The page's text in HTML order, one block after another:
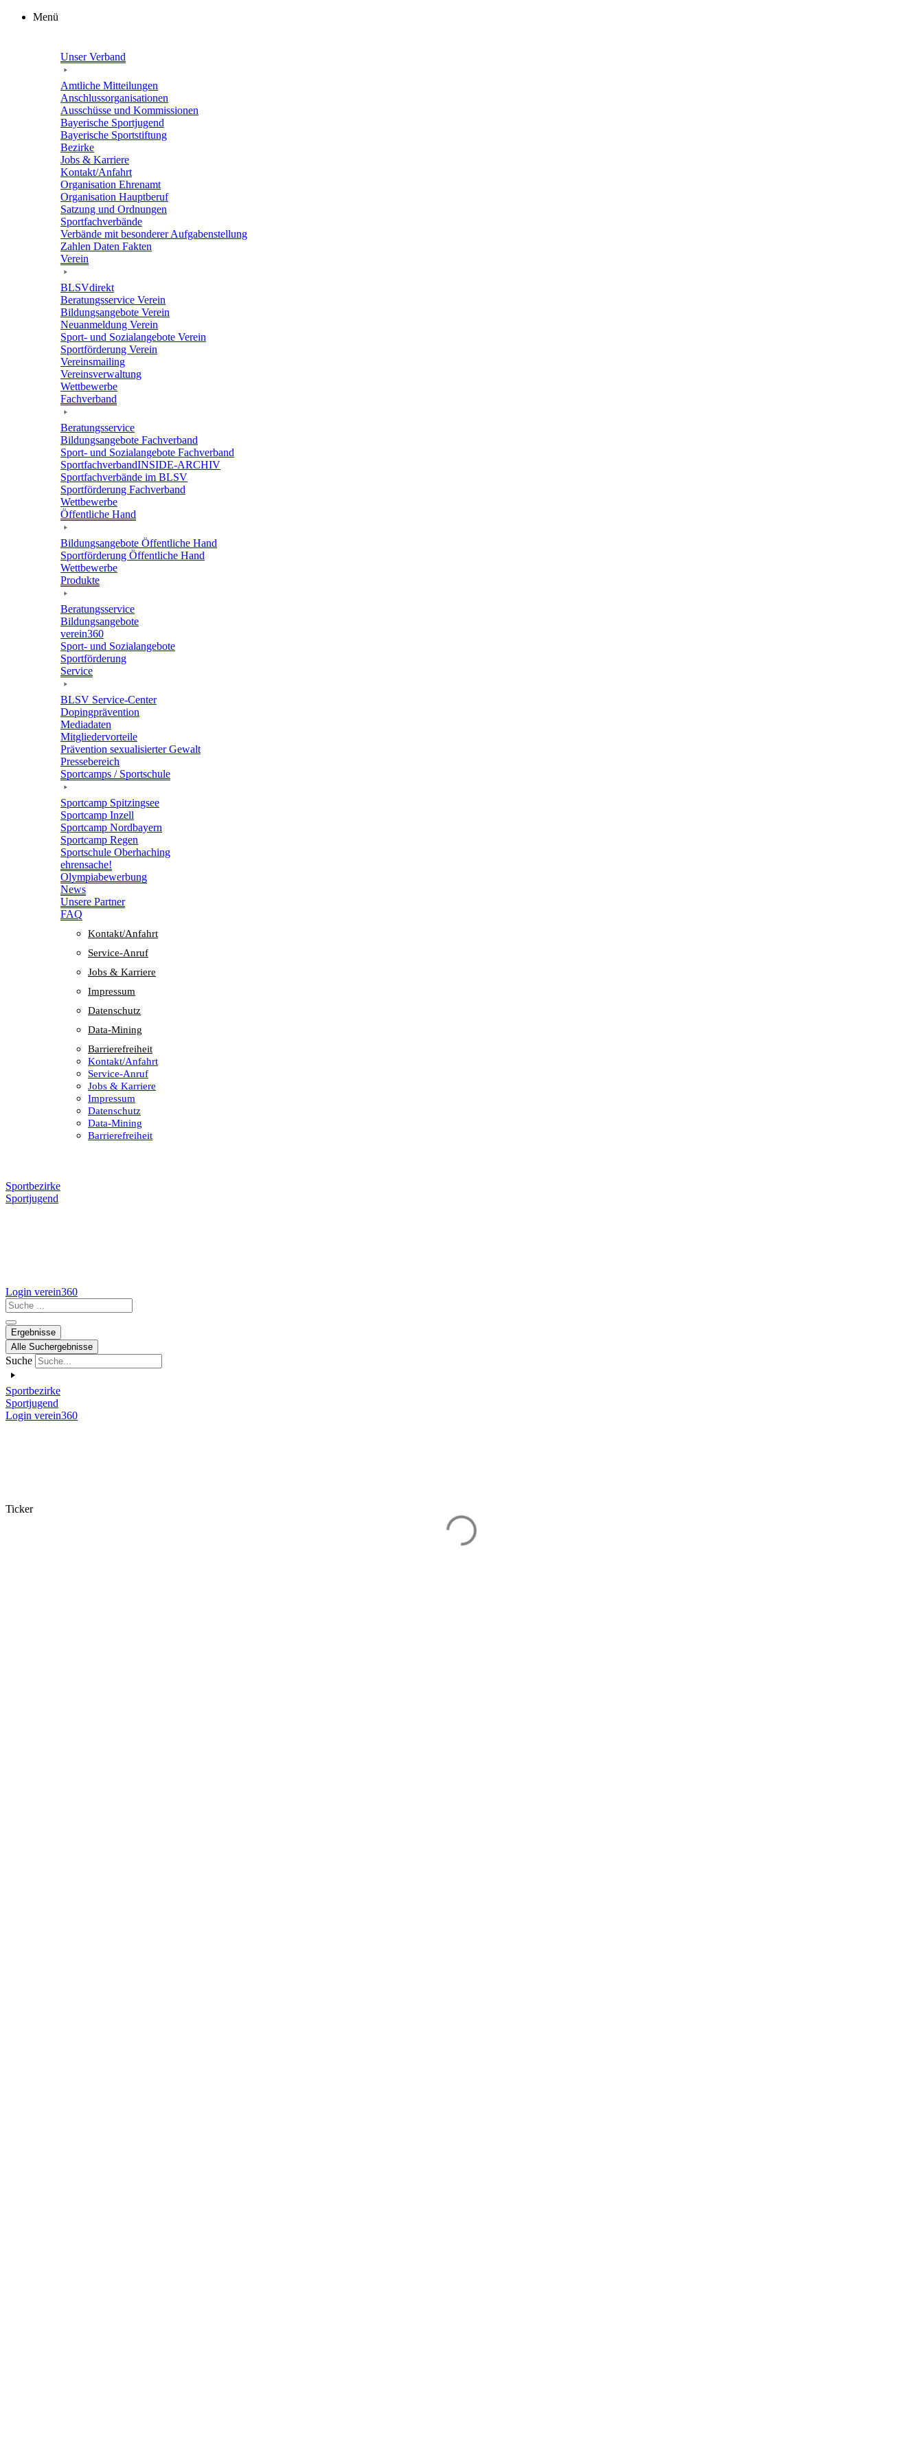
Zum
Menü
Unser Verband
Amtli­che Mitteilungen
Anschluss­or­ga­ni­sa­tio­nen
Ausschüsse und Kommissionen
Baye­ri­sche Sportjugend
Baye­ri­sche Sportstiftung
Bezirke
Jobs & Karriere
Kontakt/​​Anfahrt
Orga­ni­sa­tion Ehrenamt
Orga­ni­sa­tion Hauptberuf
Satzung und Ordnungen
Sport­fach­ver­bände
Verbände mit beson­de­rer Aufgabenstellung
Zahlen Daten Fakten
Verein
BLSVdi­rekt
Bera­tungs­ser­vice Verein
Bildungs­an­ge­bote Verein
Neuan­mel­dung Verein
Sport- und Sozi­al­an­ge­bote Verein
Sport­för­de­rung Verein
Vereins­mai­ling
Vereins­ver­wal­tung
Wett­be­werbe
Fach­ver­band
Bera­tungs­ser­vice
Bildungs­an­ge­bote Fachverband
Sport- und Sozi­al­an­ge­bote Fachverband
Sport­fach­ver­ban­d­IN­SIDE-ARCHIV
Sport­fach­ver­bände im BLSV
Sport­för­de­rung Fachverband
Wett­be­werbe
Öffent­li­che Hand
Bildungs­an­ge­bote Öffent­li­che Hand
Sport­för­de­rung Öffent­li­che Hand
Wett­be­werbe
Produkte
Bera­tungs­ser­vice
Bildungs­an­ge­bote
verein360
Sport- und Sozialangebote
Sport­för­de­rung
Service
BLSV Service-Center
Doping­prä­ven­tion
Media­da­ten
Mitglie­der­vor­teile
Präven­tion sexua­li­sier­ter Gewalt
Pres­se­be­reich
Sport­camps / Sportschule
Sport­camp Spitzingsee
Sport­camp Inzell
Sport­camp Nordbayern
Sport­camp Regen
Sport­schule Oberhaching
ehren­sa­che!
Olym­pia­be­wer­bung
News
Unsere Part­ner
FAQ
Kontakt/​​Anfahrt
Service-Anruf
Jobs & Karriere
Impres­sum
Daten­schutz
Data-Mining
Barrie­re­frei­heit
Kontakt/​​Anfahrt
Service-Anruf
Jobs & Karriere
Impres­sum
Daten­schutz
Data-Mining
Barrie­re­frei­heit
Sportbezirke
Sportjugend
Login verein360
Search
...
Ergebnisse
Alle Suchergebnisse
Suche
Sportbezirke
Sportjugend
Login verein360
Ticker